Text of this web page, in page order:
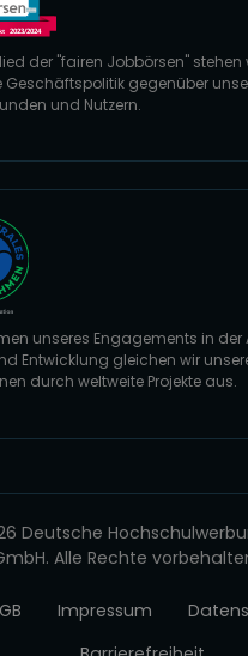
der "fairen Jobbörsen" stehen
Geschäftspolitik gegenüber
und Nutzern.
unseres Engagements in der
Entwicklung gleichen wir
durch weltweite Projekte aus.
Deutsche
Alle Rechte
Impressum